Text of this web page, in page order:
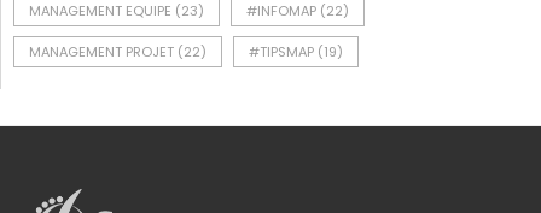
MANAGEMENT EQUIPE (23) #INFOMAP (22)
MANAGEMENT PROJET (22) #TIPSMAP (19)